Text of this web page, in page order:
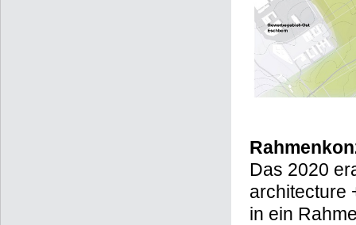
Das 2020
architecture
in ein